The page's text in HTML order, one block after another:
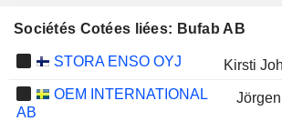
Sociétés Cotées liées: Bufab AB
STORA ENSO OYJ
Kirsti
OEM INTERNATIONAL
AB